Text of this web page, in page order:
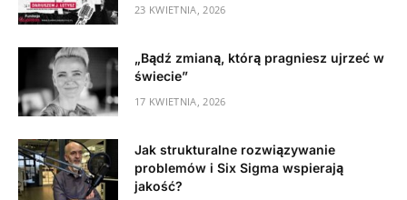
23 KWIETNIA, 2026
„Bądź zmianą, którą pragniesz ujrzeć w
świecie”
17 KWIETNIA, 2026
Jak strukturalne rozwiązywanie
problemów i Six Sigma wspierają
jakość?